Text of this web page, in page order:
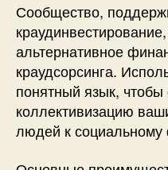
Сообщество,
альтернативное
краудсорсинга.
понятный язык,
коллективизацию
людей к